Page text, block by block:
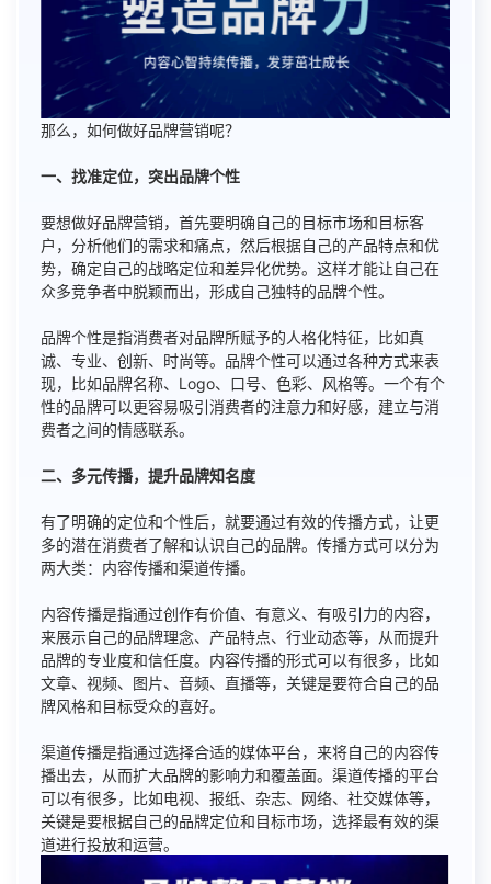
那么，如何做好品牌营销呢？
一、找准定位，突出品牌个性
要想做好品牌营销，首先要明确自己的目标市场和目标客
户，分析他们的需求和痛点，然后根据自己的产品特点和优
势，确定自己的战略定位和差异化优势。这样才能让自己在
众多竞争者中脱颖而出，形成自己独特的品牌个性。
品牌个性是指消费者对品牌所赋予的人格化特征，比如真
诚、专业、创新、时尚等。品牌个性可以通过各种方式来表
现，比如品牌名称、Logo、口号、色彩、风格等。一个有个
性的品牌可以更容易吸引消费者的注意力和好感，建立与消
费者之间的情感联系。
二、多元传播，提升品牌知名度
有了明确的定位和个性后，就要通过有效的传播方式，让更
多的潜在消费者了解和认识自己的品牌。传播方式可以分为
两大类：内容传播和渠道传播。
内容传播是指通过创作有价值、有意义、有吸引力的内容，
来展示自己的品牌理念、产品特点、行业动态等，从而提升
品牌的专业度和信任度。内容传播的形式可以有很多，比如
文章、视频、图片、音频、直播等，关键是要符合自己的品
牌风格和目标受众的喜好。
渠道传播是指通过选择合适的媒体平台，来将自己的内容传
播出去，从而扩大品牌的影响力和覆盖面。渠道传播的平台
可以有很多，比如电视、报纸、杂志、网络、社交媒体等，
关键是要根据自己的品牌定位和目标市场，选择最有效的渠
道进行投放和运营。